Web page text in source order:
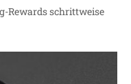
Rewards schrittweise